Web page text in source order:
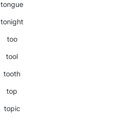
tongue
tonight
too
tool
tooth
top
topic